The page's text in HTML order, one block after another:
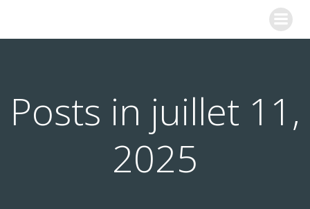
contenu
Posts in juillet 11,
2025